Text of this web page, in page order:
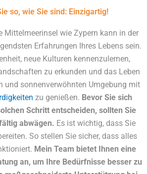
und Firmengründung
für die Umsetzung)
vom ersten Schritt über die
bis zur Firmengründung oder
Anstellung
wenn Sie unter anderem Konten bei
eröffnen möchten
Erstgespräch ist kostenlos.
so, wie Sie sind: Einzigartig!
Mittelmeerinsel wie Zypern kann in der
Erfahrungen Ihres Lebens sein.
neue Kulturen kennenzulernen,
zu erkunden und das Leben
und sonnenverwöhnten Umgebung mit
zu genießen. Bevor Sie sich
Schritt entscheiden, sollten Sie
abwägen. Es ist wichtig, dass Sie
So stellen Sie sicher, dass alles
Mein Team bietet Ihnen eine
an, um Ihre Bedürfnisse besser zu